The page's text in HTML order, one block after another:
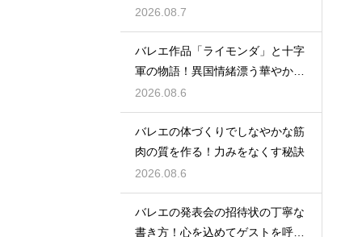
ナル
2026.08.7
バレエ作品「ライモンダ」と十字
軍の物語！異国情緒漂う華やかな
踊りを堪能
2026.08.6
バレエの体づくりでしなやかな筋
肉の質を作る！力みをなくす秘訣
2026.08.6
バレエの発表会の招待状の丁寧な
書き方！心を込めてゲストを呼ぶ